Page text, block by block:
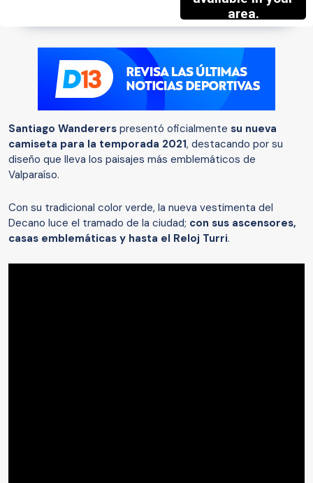
Santiago Wanderers presentó oficialmente su nueva
camiseta para la temporada 2021, destacando por su
diseño que lleva los paisajes más emblemáticos de
Valparaíso.
Con su tradicional color verde, la nueva vestimenta del
Decano luce el tramado de la ciudad; con sus ascensores,
casas emblemáticas y hasta el Reloj Turri.